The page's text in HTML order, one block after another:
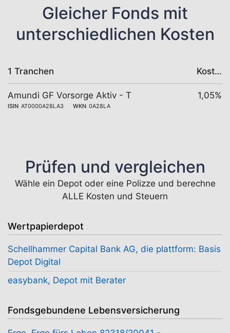
Gleicher Fonds mit
unterschiedlichen Kosten
1 Tranchen Kosten
Amundi GF Vorsorge Aktiv - T
ISIN AT0000A28LA3 WKN 0A28LA
1,05%
Prüfen und vergleichen
Wähle ein Depot oder eine Polizze und berechne
ALLE Kosten und Steuern
Wertpapierdepot
Schellhammer Capital Bank AG, die plattform: Basis
Depot Digital
easybank, Depot mit Berater
Fondsgebundene Lebensversicherung